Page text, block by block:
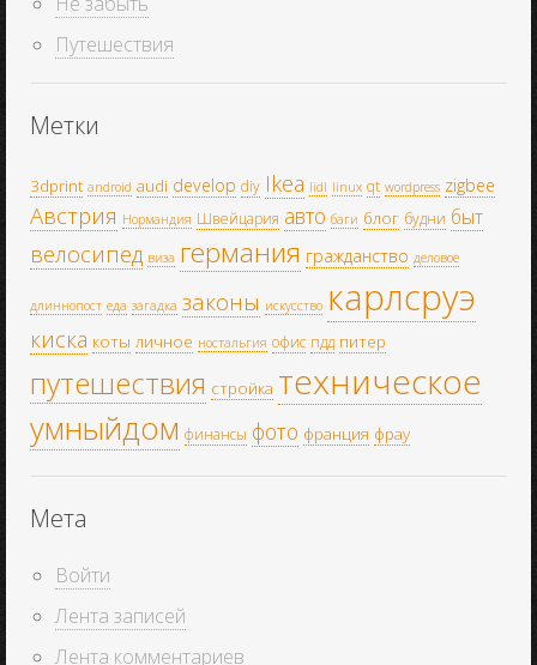
Путешествия
Метки
3dprint android audi develop diy Ikea lidl linux qt wordpress zigbee
Австрия Нормандия Швейцария авто баги блог будни быт
велосипед виза германия гражданство деловое
длиннопост еда загадка законы искусство карлсруэ
киска коты личное ностальгия офис пдд питер
путешествия стройка техническое
умныйдом финансы фото франция фрау
Мета
Войти
Лента записей
Лента комментариев